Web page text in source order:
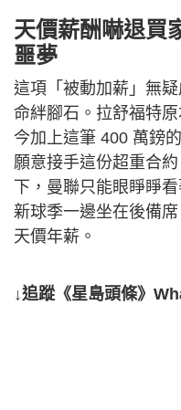
天價薪酬嚇退買
噩夢
這項「被動加薪」無
命絆腳石。拉舒福特
今加上這筆 400 萬鎊
願意接手這份超重合
下，曼聯只能眼睜睜
新球季一邊坐在後備
天價年薪。
↓追蹤《星島頭條》